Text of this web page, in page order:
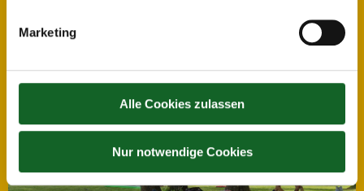
Marketing
Alle Cookies zulassen
Nur notwendige Cookies